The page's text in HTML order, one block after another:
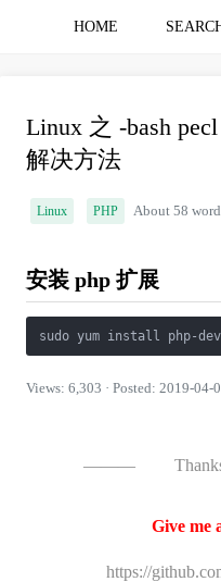
HOME
Linux 之 -bash
解决方法
Linux PHP About 58
安装 php 扩展
sudo yum install php-
Views: 6,303 · Posted: 2019-04-
———
Give me
https://